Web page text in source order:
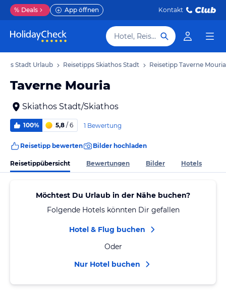
% Deals App öffnen Kontakt
Hotel, Reiseziel
Stadt Urlaub Reisetipps Skiathos Stadt Reisetipp Taverne Mouria
Taverne Mouria
Skiathos Stadt/Skiathos
100% 5,8 / 6 1 Bewertung
Reisetipp bewerten Bilder hochladen
Reisetippübersicht Bewertungen Bilder Hotels
Möchtest Du Urlaub in der Nähe buchen?
Folgende Hotels könnten Dir gefallen
Hotel & Flug buchen
Oder
Nur Hotel buchen